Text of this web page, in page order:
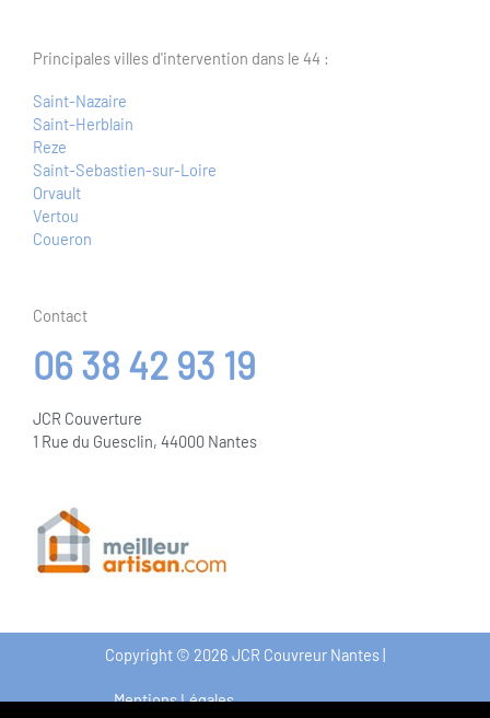
Saint-Nazaire
Saint-Herblain
Reze
Saint-Sebastien-sur-Loire
Orvault
Vertou
Coueron
06 38 42 93 19
1 Rue du Guesclin, 44000 Nantes
Mentions Légales